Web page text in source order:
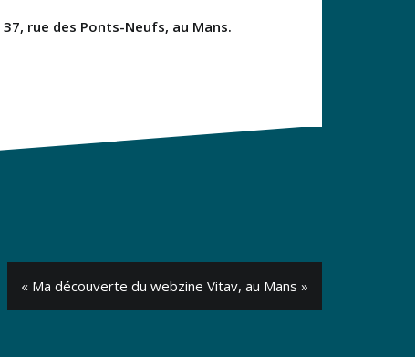
37, rue des Ponts-Neufs, au Mans.
« Ma découverte du webzine Vitav, au Mans »